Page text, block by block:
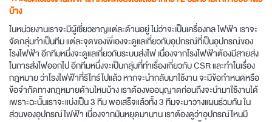
บ้าง
ในหน่วยงานเราจะมีผู้เชี่ยวชาญแต่ละด้านอยู่ ไม่ว่าจะเป็นเครื่องกล ไฟฟ้า เราจะ
จัดกลุ่มทำเป็นทีม แต่ละจุดของพี่เองจะดูแลเกี่ยวกับอุปกรณ์ที่เป็นอุปกรณ์ของ
โรงไฟฟ้า อีกทีมหนึ่งจะดูแลเกี่ยวกับระบบส่งไฟ เนื่องจากโรงไฟฟ้าต้องมีสายส่ง
ในการส่งไฟออกไป อีกทีมหนึ่งจะเป็นกลุ่มที่ทำเรื่องเกี่ยวกับ CSR และทำในเรื่อง
กฎหมาย ว่าโรงไฟฟ้าที่รีไทร์ไปแล้ว หากจะนำกลับมาใช้งาน จะมีข้อกำหนดหรือ
ข้อจำกัดทางกฎหมายด้านไหนบ้าง เราต้องขออนุญาตก่อนถึงจะนำมาใช้งานได้
เพราะฉะนั้นเราจะแบ่งเป็น 3 ทีม พอเสร็จแล้วทั้ง 3 ทีมจะมาวางแผนร่วมกัน ใน
ส่วนของอุปกรณ์ไฟฟ้า เนื่องจากมันหยุดมานาน เราต้องดูว่าอุปกรณ์ไหนมี